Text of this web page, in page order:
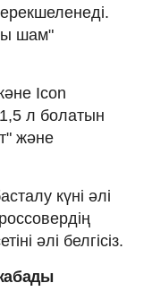
шам"
Icon
л болатын
және
күні әлі
әлі белгісіз.